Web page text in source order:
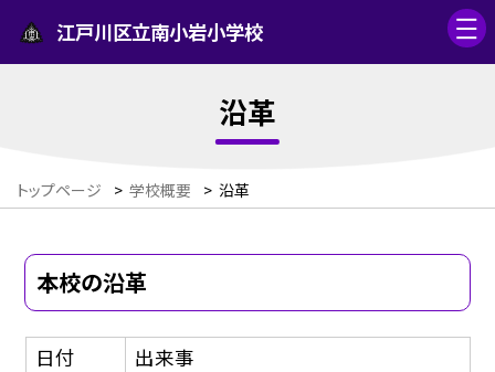
江戸川区立南小岩小学校
沿革
トップページ > 学校概要 > 沿革
本校の沿革
日付
出来事